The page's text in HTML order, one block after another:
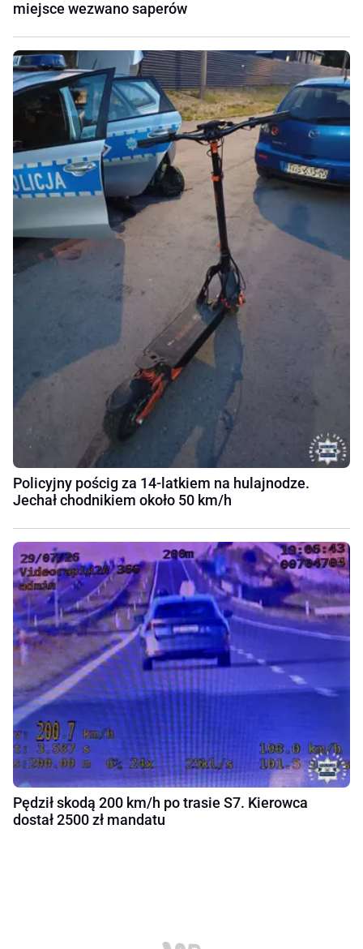
miejsce wezwano saperów
Policyjny pościg za 14-latkiem na hulajnodze.
Jechał chodnikiem około 50 km/h
Pędził skodą 200 km/h po trasie S7. Kierowca
dostał 2500 zł mandatu